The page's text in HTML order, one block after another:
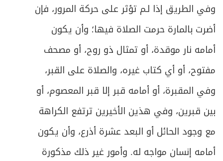
وفي الطريق إذا لـم تؤثر على حركة المرور، فإن
أضرت بالمارة حرمت الصلاة فيها؛ وأن يكون
أمامه نار موقدة، أو تمثال ذو روح، أو مصحف
مفتوح، أو أي كتاب غيره، والصلاة على القبر،
وفي المقبرة، أو أمامه قبر إلا قبر المعصوم، أو
بين قبرين، وفي هذين الأخيرين ترتفع الكراهة
مع وجود الحائل أو البعد عشرة أذرع، وأن يكون
أمامه إنسان مواجه له. وأمور غير ذلك مذكورة